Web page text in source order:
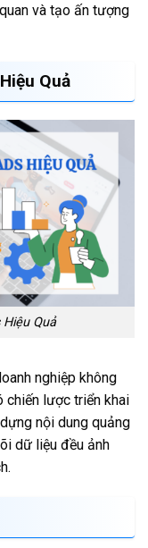
và tạo ấn tượng
Quả
Quả
nghiệp không
chiến lược triển khai
nội dung quảng
dữ liệu đều ảnh